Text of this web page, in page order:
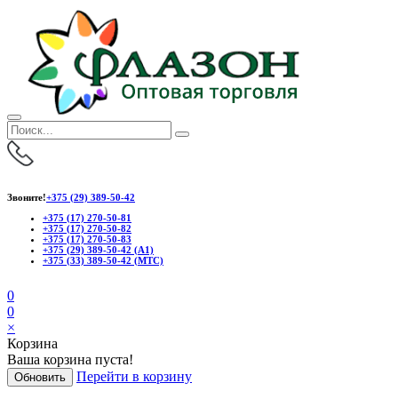
Звоните!+375 (29) 389-50-42
+375 (17) 270-50-81
+375 (17) 270-50-82
+375 (17) 270-50-83
+375 (29) 389-50-42 (А1)
+375 (33) 389-50-42 (МТС)
0
0
×
Корзина
Ваша корзина пуста!
Обновить Перейти в корзину